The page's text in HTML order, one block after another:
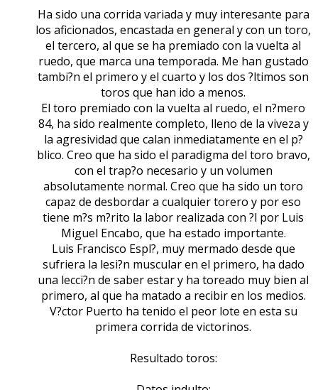
Ha sido una corrida variada y muy interesante para
los aficionados, encastada en general y con un toro,
el tercero, al que se ha premiado con la vuelta al
ruedo, que marca una temporada. Me han gustado
tambi?n el primero y el cuarto y los dos ?ltimos son
toros que han ido a menos.
El toro premiado con la vuelta al ruedo, el n?mero
84, ha sido realmente completo, lleno de la viveza y
la agresividad que calan inmediatamente en el p?
blico. Creo que ha sido el paradigma del toro bravo,
con el trap?o necesario y un volumen
absolutamente normal. Creo que ha sido un toro
capaz de desbordar a cualquier torero y por eso
tiene m?s m?rito la labor realizada con ?l por Luis
Miguel Encabo, que ha estado importante.
Luis Francisco Espl?, muy mermado desde que
sufriera la lesi?n muscular en el primero, ha dado
una lecci?n de saber estar y ha toreado muy bien al
primero, al que ha matado a recibir en los medios.
V?ctor Puerto ha tenido el peor lote en esta su
primera corrida de victorinos.
Resultado toros: